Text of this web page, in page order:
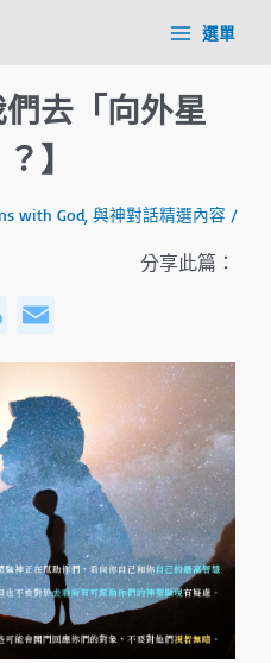
Main選單
們去「向外星
】
with God 與神對話精選內容 /
分享此篇：
W
e
C
h
at
m
ail